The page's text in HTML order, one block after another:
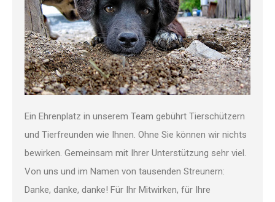
Ein Ehrenplatz in unserem Team gebührt Tierschützern
und Tierfreunden wie Ihnen. Ohne Sie können wir nichts
bewirken. Gemeinsam mit Ihrer Unterstützung sehr viel.
Von uns und im Namen von tausenden Streunern:
Danke, danke, danke! Für Ihr Mitwirken, für Ihre